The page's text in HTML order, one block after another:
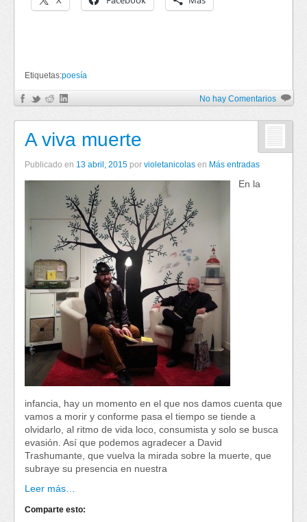
Etiquetas:poesía
No hay Comentarios
A viva muerte
Publicado en 13 abril, 2015 por violetanicolas en Más entradas
En la
infancia, hay un momento en el que nos damos cuenta que
vamos a morir y conforme pasa el tiempo se tiende a
olvidarlo, al ritmo de vida loco, consumista y solo se busca
evasión. Así que podemos agradecer a David
Trashumante, que vuelva la mirada sobre la muerte, que
subraye su presencia en nuestra
Leer más…
Comparte esto: